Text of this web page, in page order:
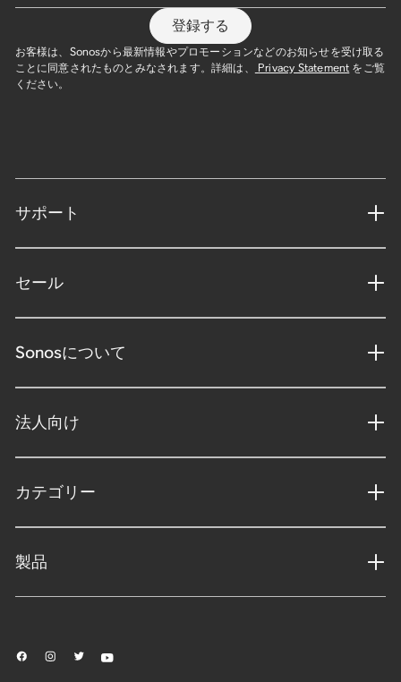
登録する
お客様は、Sonosから最新情報やプロモーションなどのお知らせを受け取る
ことに同意されたものとみなされます。詳細は、
Privacy Statement をご覧
ください。
サポート
セール
Sonosについて
法人向け
カテゴリー
製品